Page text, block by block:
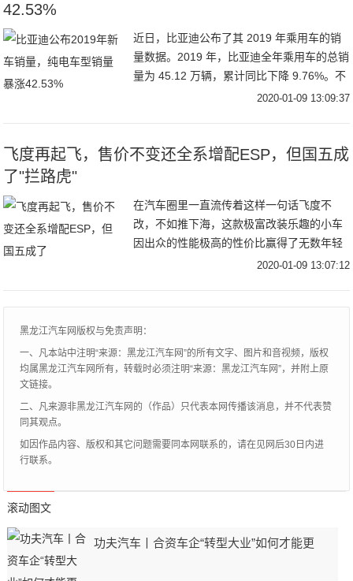
42.53%
近日，比亚迪公布了其 2019 年乘用车的销
量数据。2019 年，比亚迪全年乘用车的总销
量为 45.12 万辆，累计同比下降 9.76%。不
过值得注意的是，在比亚迪全年新车销量结
2020-01-09 13:09:37
飞度再起飞，售价不变还全系增配ESP，但国五成
了"拦路虎"
在汽车圈里一直流传着这样一句话飞度不
改，不如推下海，这款极富改装乐趣的小车
因出众的性能极高的性价比赢得了无数年轻
人的心，甚至获得了平民超跑的美称。放眼
2020-01-09 13:07:12
黑龙江汽车网版权与免责声明：
一、凡本站中注明“来源：黑龙江汽车网”的所有文字、图片和音视频，版权
均属黑龙江汽车网所有，转载时必须注明“来源：黑龙江汽车网”，并附上原
文链接。
二、凡来源非黑龙江汽车网的（作品）只代表本网传播该消息，并不代表赞
同其观点。
如因作品内容、版权和其它问题需要同本网联系的，请在见网后30日内进
行联系。
滚动图文
功夫汽车丨合资车企“转型大业”如何才能更